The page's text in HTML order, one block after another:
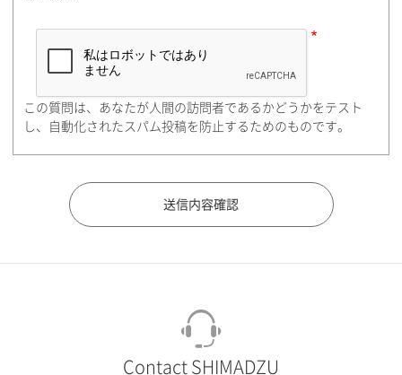
住所検索
都道府県（勤務先）
この質問は、あなたが人間の訪問者であるかどうかをテスト
し、自動化されたスパム投稿を防止するためのものです。
Contact SHIMADZU